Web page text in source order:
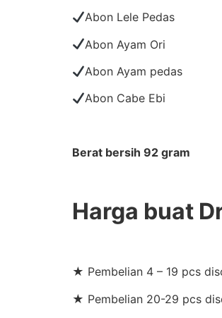
Abon Lele Pedas
Abon Ayam Ori
Abon Ayam pedas
Abon Cabe Ebi
Berat bersih 92 gram
Harga buat
★ Pembelian 4 – 19 pcs
★ Pembelian 20-29 pcs